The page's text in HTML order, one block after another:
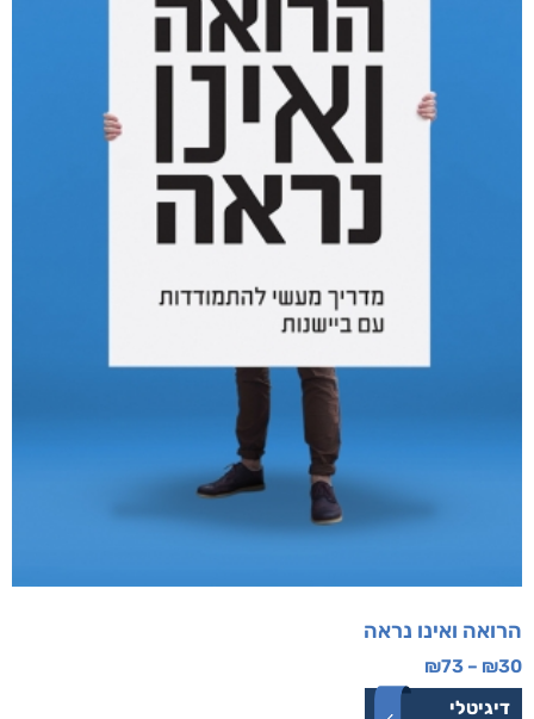
הרואה ואינו נראה
₪30
–
₪73
דיגיטלי